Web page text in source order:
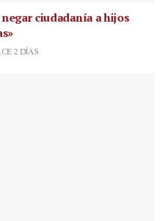
ciudadanía a hijos
2 DÍAS